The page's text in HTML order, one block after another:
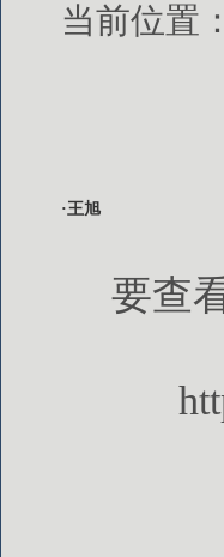
当前位置：
·王旭
要查